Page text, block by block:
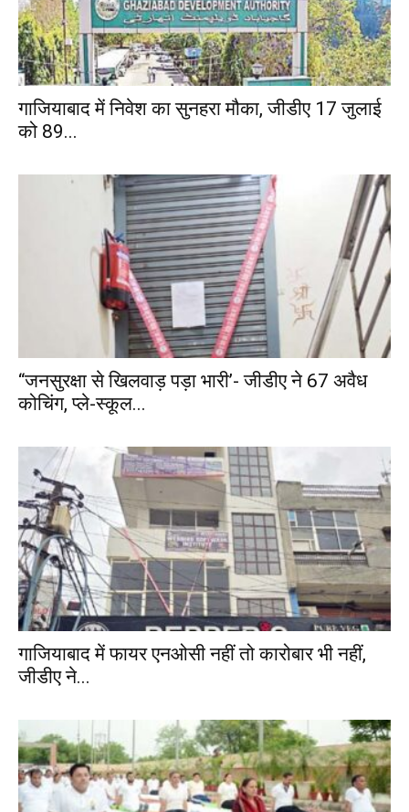
गाजियाबाद में निवेश का सुनहरा मौका, जीडीए 17 जुलाई
को 89...
“जनसुरक्षा से खिलवाड़ पड़ा भारी’- जीडीए ने 67 अवैध
कोचिंग, प्ले-स्कूल...
गाजियाबाद में फायर एनओसी नहीं तो कारोबार भी नहीं,
जीडीए ने...